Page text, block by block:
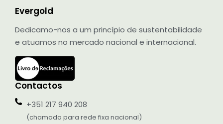
Evergold
Dedicamo-nos a um princípio de sustentabilidade
e atuamos no mercado nacional e internacional.
Contactos
+351 217 940 208
(chamada para rede fixa nacional)